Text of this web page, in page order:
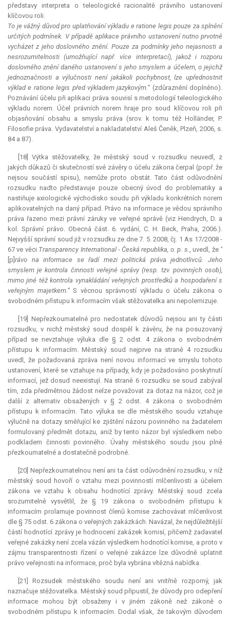
představy interpreta o teleologické racionalitě právního ustanovení
klíčovou roli.
To je vážný důvod pro uplatňování výkladu e ratione legis pouze za splnění
určitých podmínek. V případě aplikace právního ustanovení nutno prvotně
vycházet z jeho doslovného znění. Pouze za podmínky jeho nejasnosti a
nesrozumitelnosti (umožňující např. více interpretací), jakož i rozporu
doslovného znění daného ustanovení s jeho smyslem a účelem, o jejichž
jednoznačnosti a výlučnosti není jakákoli pochybnost, lze upřednostnit
výklad e ratione legis před výkladem jazykovým.“ (zdůraznění doplněno).
Poznávání účelu při aplikaci práva souvisí s metodologií teleologického
výkladu norem. Účel právních norem hraje pro soud klíčovou roli při
objasňování obsahu a smyslu práva (srov. k tomu též Holländer, P.
Filosofie práva. Vydavatelství a nakladatelství Aleš Čeněk, Plzeň, 2006, s.
84 a 87).
[18] Výtka stěžovatelky, že městský soud v rozsudku neuvedl, z
jakých důkazů či skutečností své závěry o účelu zákona čerpal (popř. že
nejsou součástí spisu), nemůže proto obstát. Tato část odůvodnění
rozsudku nadto představuje pouze obecný úvod do problematiky a
nastiňuje axiologické východisko soudu při výkladu konkrétních norem
aplikovatelných na daný případ. Právo na informace je vědou správního
práva řazeno mezi právní záruky ve veřejné správě (viz Hendrych, D. a
kol. Správní právo. Obecná část. 6. vydání, C. H. Beck, Praha, 2006.).
Nejvyšší správní soud již v rozsudku ze dne 7. 5. 2008, čj. 1 As 17/2008 -
67 ve věci Transparency International - Česká republika, o. p. s., uvedl, že "
[p] rávo na informace se řadí mezi politická práva jednotlivců. Jeho
smyslem je kontrola činnosti veřejné správy (resp. tzv. povinných osob),
mimo jiné též kontrola vynakládání veřejných prostředků a hospodaření s
veřejným majetkem.“S věcnou správností výkladu o účelu zákona o
svobodném přístupu k informacím však stěžovatelka ani nepolemizuje.
[19] Nepřezkoumatelné pro nedostatek důvodů nejsou ani ty části
rozsudku, v nichž městský soud dospěl k závěru, že na posuzovaný
případ se nevztahuje výluka dle § 2 odst. 4 zákona o svobodném
přístupu k informacím. Městský soud nejprve na straně 4 rozsudku
uvedl, že požadovaná zpráva není novou informací ve smyslu tohoto
ustanovení, které se vztahuje na případy, kdy je požadováno poskytnutí
informací, jež dosud neexistují. Na straně 6 rozsudku se soud zabýval
tím, zda předmětnou žádost nelze považovat za dotaz na názor, což je
další z alternativ obsažených v § 2 odst. 4 zákona o svobodném
přístupu k informacím. Tato výluka se dle městského soudu vztahuje
výlučně na dotazy směřující ke zjištění názoru povinného na žadatelem
formulovaný předmět dotazu, aniž by tento názor byl výsledkem nebo
podkladem činnosti povinného. Úvahy městského soudu jsou plně
přezkoumatelné a dostatečně podrobné.
[20] Nepřezkoumatelnou není ani ta část odůvodnění rozsudku, v níž
městský soud hovoří o vztahu mezi povinností mlčenlivosti a účelem
zákona ve vztahu k obsahu hodnotící zprávy. Městský soud zcela
srozumitelně vysvětlil, že § 19 zákona o svobodném přístupu k
informacím prolamuje povinnost členů komise zachovávat mlčenlivost
dle § 75 odst. 6 zákona o veřejných zakázkách. Navázal, že nejdůležitější
částí hodnotící zprávy je hodnocení zakázek komisí, přičemž zadavatel
veřejné zakázky není zcela vázán výsledkem hodnotící komise, a proto v
zájmu transparentnosti řízení o veřejné zakázce lze důvodně uplatnit
právo veřejnosti na informace, proč byla vybrána vítězná nabídka.
[21] Rozsudek městského soudu není ani vnitřně rozporný, jak
naznačuje stěžovatelka. Městský soud připustil, že důvody pro odepření
informace mohou být obsaženy i v jiném zákoně než zákoně o
svobodném přístupu k informacím. Dodal však, že takovým důvodem